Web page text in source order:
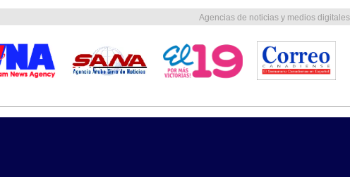
Agencias de noticias y medios digitales